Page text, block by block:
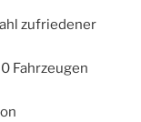
zufriedener
Fahrzeugen